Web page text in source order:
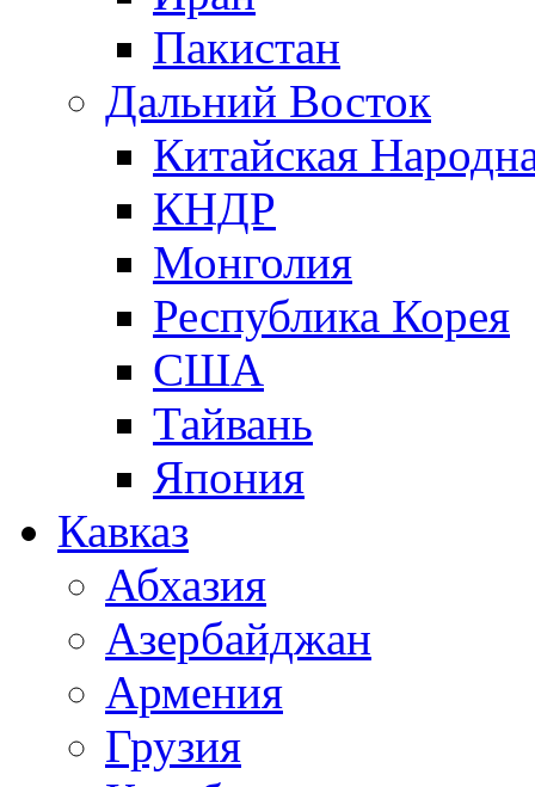
Пакистан
Дальний Восток
Китайская
КНДР
Монголия
Республика Корея
США
Тайвань
Япония
Кавказ
Абхазия
Азербайджан
Армения
Грузия